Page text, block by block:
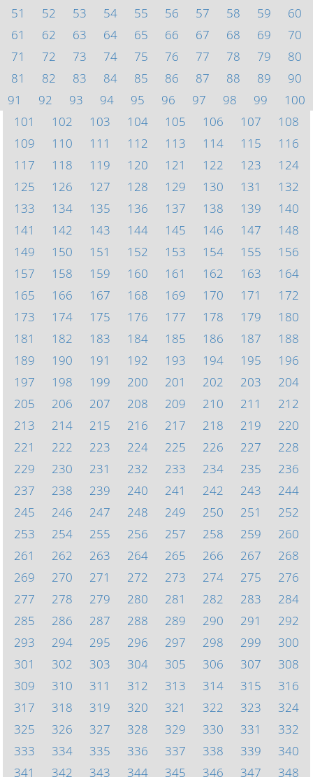
51
52 53 54 55 56 57 58 59
60
61
62 63 64 65 66 67 68 69
70
71
72 73 74 75 76 77 78 79
80
81
82 83 84 85 86 87 88 89
90
91
92 93 94 95 96 97 98 99
100
101
102 103 104 105 106 107
108
109
110 111 112 113 114 115
116
117
118 119 120 121 122 123
124
125
126 127 128 129 130 131
132
133
134 135 136 137 138 139
140
141
142 143 144 145 146 147
148
149
150 151 152 153 154 155
156
157
158 159 160 161 162 163
164
165
166 167 168 169 170 171
172
173
174 175 176 177 178 179
180
181
182 183 184 185 186 187
188
189
190 191 192 193 194 195
196
197
198 199 200 201 202 203
204
205
206 207 208 209 210 211
212
213
214 215 216 217 218 219
220
221
222 223 224 225 226 227
228
229
230 231 232 233 234 235
236
237
238 239 240 241 242 243
244
245
246 247 248 249 250 251
252
253
254 255 256 257 258 259
260
261
262 263 264 265 266 267
268
269
270 271 272 273 274 275
276
277
278 279 280 281 282 283
284
285
286 287 288 289 290 291
292
293
294 295 296 297 298 299
300
301
302 303 304 305 306 307
308
309
310 311 312 313 314 315
316
317
318 319 320 321 322 323
324
325
326 327 328 329 330 331
332
333
334 335 336 337 338 339
340
341
342 343 344 345 346 347 348